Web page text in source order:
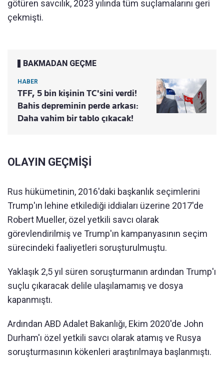
götüren savcılık, 2023 yılında tüm suçlamalarını geri
çekmişti.
BAKMADAN GEÇME
HABER
TFF, 5 bin kişinin TC'sini verdi!
Bahis depreminin perde arkası:
Daha vahim bir tablo çıkacak!
OLAYIN GEÇMİŞİ
Rus hükümetinin, 2016'daki başkanlık seçimlerini
Trump'ın lehine etkilediği iddiaları üzerine 2017'de
Robert Mueller, özel yetkili savcı olarak
görevlendirilmiş ve Trump'ın kampanyasının seçim
sürecindeki faaliyetleri soruşturulmuştu.
Yaklaşık 2,5 yıl süren soruşturmanın ardından Trump'ı
suçlu çıkaracak delile ulaşılamamış ve dosya
kapanmıştı.
Ardından ABD Adalet Bakanlığı, Ekim 2020'de John
Durham'ı özel yetkili savcı olarak atamış ve Rusya
soruşturmasının kökenleri araştırılmaya başlanmıştı.